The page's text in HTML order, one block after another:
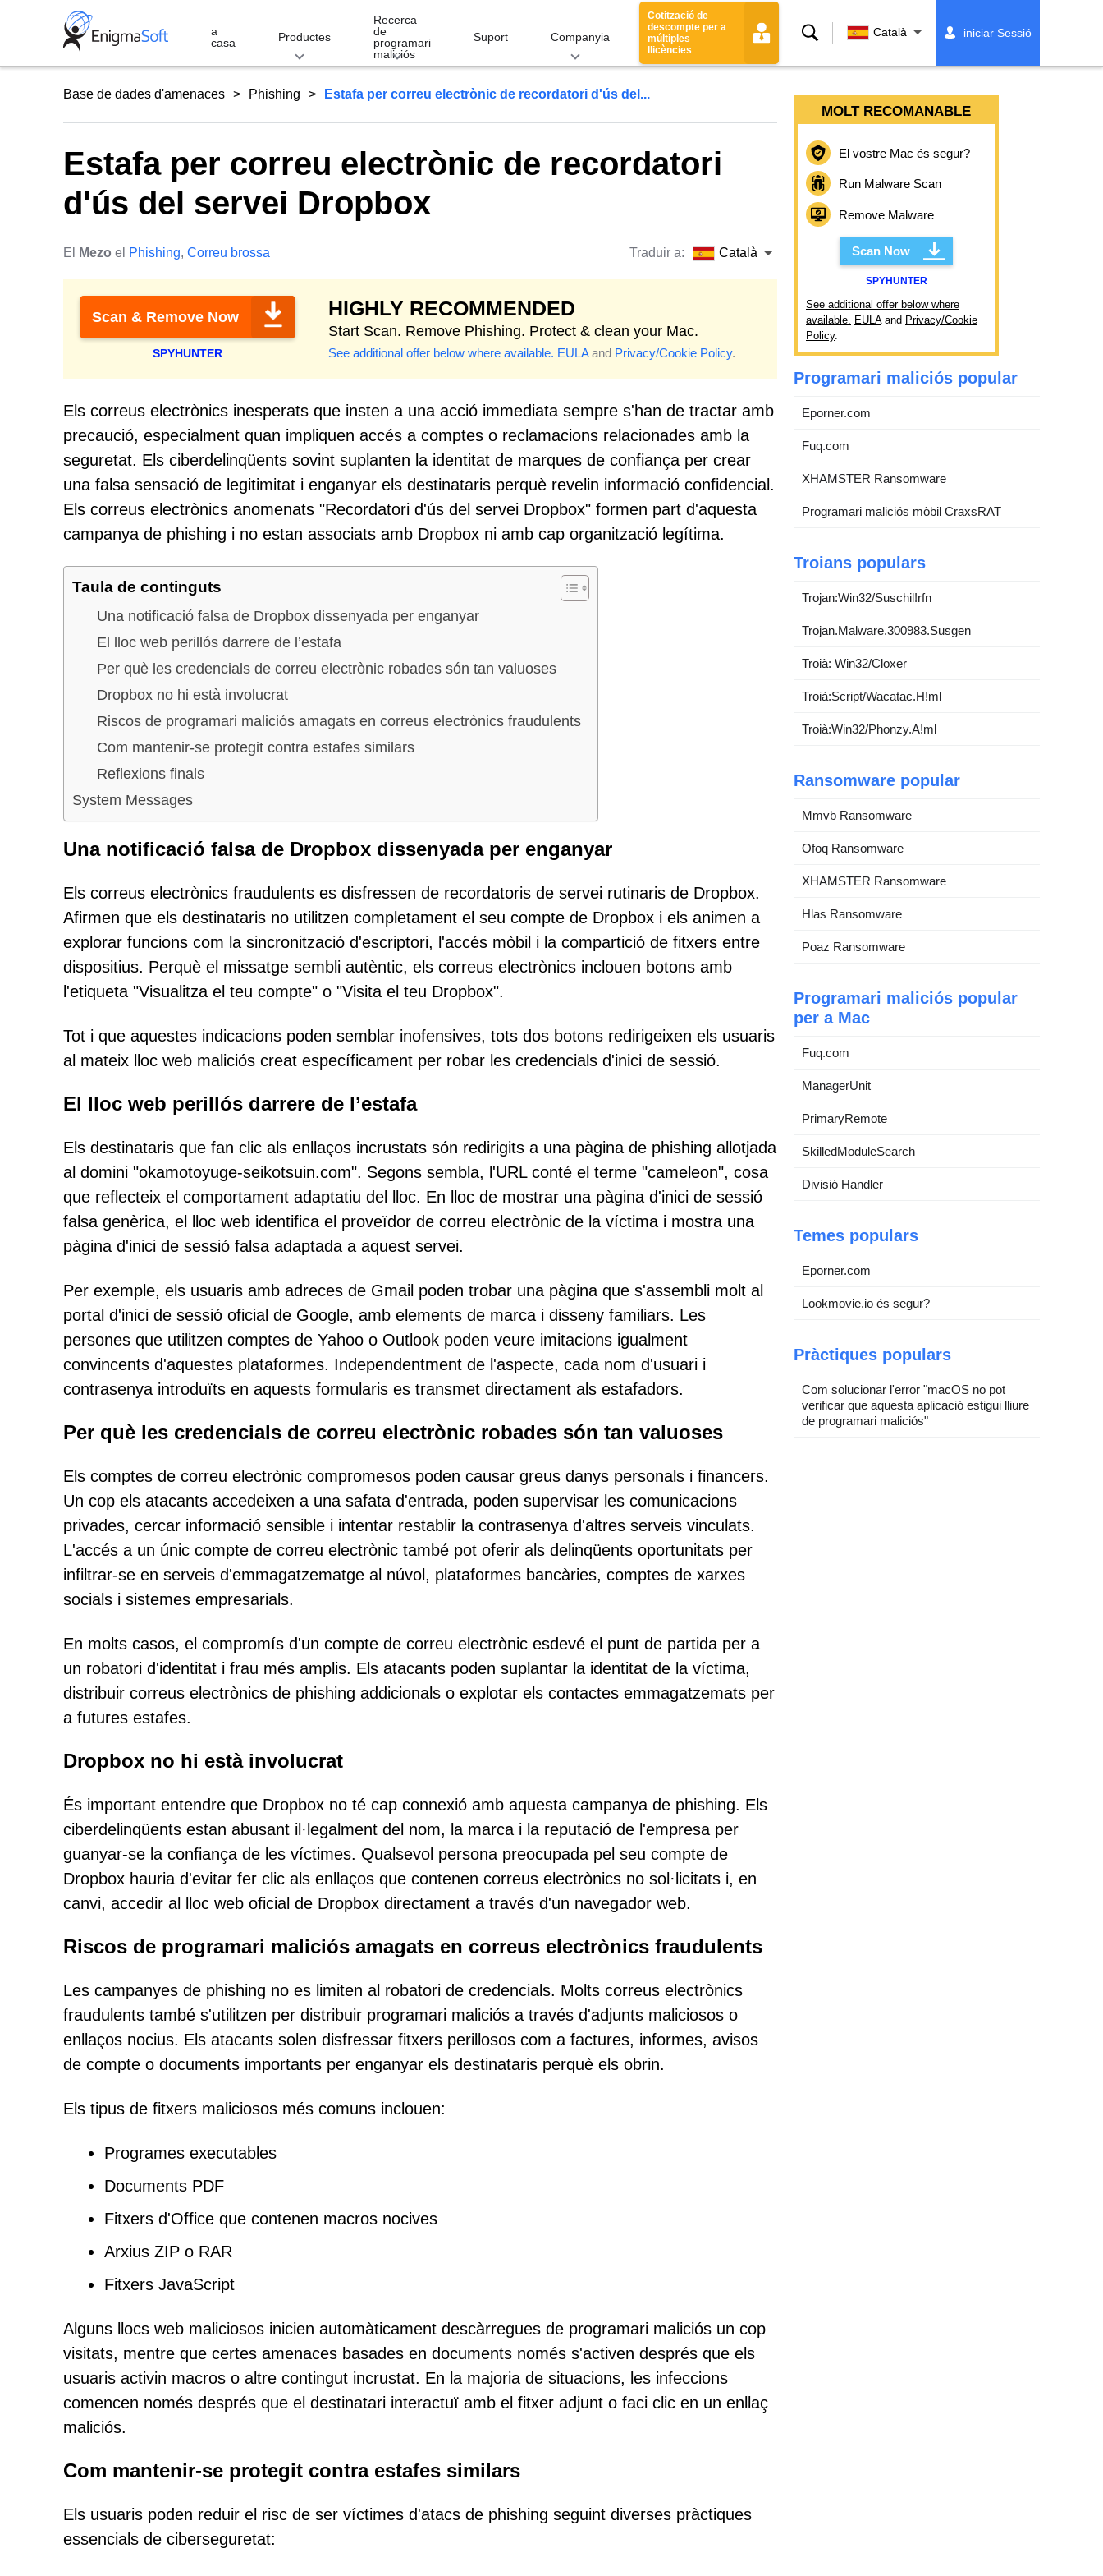
a
casa
Productes
Recerca
de
programari
maliciós
Suport Companyia
Cotització de
descompte per a
múltiples
llicències
Cerca Català iniciar Sessió
Base de dades d'amenaces Phishing Estafa per correu electrònic de recordatori d'ús del...
Estafa per correu electrònic de recordatori
d'ús del servei Dropbox
El Mezo el Phishing, Correu brossa Traduir a: Català
Scan & Remove Now
SPYHUNTER
HIGHLY RECOMMENDED
Start Scan. Remove Phishing. Protect & clean your Mac.
See additional offer below where available. EULAand Privacy/Cookie Policy.
Els correus electrònics inesperats que insten a una acció immediata sempre s'han de tractar amb
precaució, especialment quan impliquen accés a comptes o reclamacions relacionades amb la
seguretat. Els ciberdelinqüents sovint suplanten la identitat de marques de confiança per crear
una falsa sensació de legitimitat i enganyar els destinataris perquè revelin informació confidencial.
Els correus electrònics anomenats "Recordatori d'ús del servei Dropbox" formen part d'aquesta
campanya de phishing i no estan associats amb Dropbox ni amb cap organització legítima.
Taula de continguts
Una notificació falsa de Dropbox dissenyada per enganyar
El lloc web perillós darrere de l’estafa
Per què les credencials de correu electrònic robades són tan valuoses
Dropbox no hi està involucrat
Riscos de programari maliciós amagats en correus electrònics fraudulents
Com mantenir-se protegit contra estafes similars
Reflexions finals
System Messages
Una notificació falsa de Dropbox dissenyada per enganyar
Els correus electrònics fraudulents es disfressen de recordatoris de servei rutinaris de Dropbox.
Afirmen que els destinataris no utilitzen completament el seu compte de Dropbox i els animen a
explorar funcions com la sincronització d'escriptori, l'accés mòbil i la compartició de fitxers entre
dispositius. Perquè el missatge sembli autèntic, els correus electrònics inclouen botons amb
l'etiqueta "Visualitza el teu compte" o "Visita el teu Dropbox".
Tot i que aquestes indicacions poden semblar inofensives, tots dos botons redirigeixen els usuaris
al mateix lloc web maliciós creat específicament per robar les credencials d'inici de sessió.
El lloc web perillós darrere de l’estafa
Els destinataris que fan clic als enllaços incrustats són redirigits a una pàgina de phishing allotjada
al domini "okamotoyuge-seikotsuin.com". Segons sembla, l'URL conté el terme "cameleon", cosa
que reflecteix el comportament adaptatiu del lloc. En lloc de mostrar una pàgina d'inici de sessió
falsa genèrica, el lloc web identifica el proveïdor de correu electrònic de la víctima i mostra una
pàgina d'inici de sessió falsa adaptada a aquest servei.
Per exemple, els usuaris amb adreces de Gmail poden trobar una pàgina que s'assembli molt al
portal d'inici de sessió oficial de Google, amb elements de marca i disseny familiars. Les
persones que utilitzen comptes de Yahoo o Outlook poden veure imitacions igualment
convincents d'aquestes plataformes. Independentment de l'aspecte, cada nom d'usuari i
contrasenya introduïts en aquests formularis es transmet directament als estafadors.
Per què les credencials de correu electrònic robades són tan valuoses
Els comptes de correu electrònic compromesos poden causar greus danys personals i financers.
Un cop els atacants accedeixen a una safata d'entrada, poden supervisar les comunicacions
privades, cercar informació sensible i intentar restablir la contrasenya d'altres serveis vinculats.
L'accés a un únic compte de correu electrònic també pot oferir als delinqüents oportunitats per
infiltrar-se en serveis d'emmagatzematge al núvol, plataformes bancàries, comptes de xarxes
socials i sistemes empresarials.
En molts casos, el compromís d'un compte de correu electrònic esdevé el punt de partida per a
un robatori d'identitat i frau més amplis. Els atacants poden suplantar la identitat de la víctima,
distribuir correus electrònics de phishing addicionals o explotar els contactes emmagatzemats per
a futures estafes.
Dropbox no hi està involucrat
És important entendre que Dropbox no té cap connexió amb aquesta campanya de phishing. Els
ciberdelinqüents estan abusant il·legalment del nom, la marca i la reputació de l'empresa per
guanyar-se la confiança de les víctimes. Qualsevol persona preocupada pel seu compte de
Dropbox hauria d'evitar fer clic als enllaços que contenen correus electrònics no sol·licitats i, en
canvi, accedir al lloc web oficial de Dropbox directament a través d'un navegador web.
Riscos de programari maliciós amagats en correus electrònics fraudulents
Les campanyes de phishing no es limiten al robatori de credencials. Molts correus electrònics
fraudulents també s'utilitzen per distribuir programari maliciós a través d'adjunts maliciosos o
enllaços nocius. Els atacants solen disfressar fitxers perillosos com a factures, informes, avisos
de compte o documents importants per enganyar els destinataris perquè els obrin.
Els tipus de fitxers maliciosos més comuns inclouen:
Programes executables
Documents PDF
Fitxers d'Office que contenen macros nocives
Arxius ZIP o RAR
Fitxers JavaScript
Alguns llocs web maliciosos inicien automàticament descàrregues de programari maliciós un cop
visitats, mentre que certes amenaces basades en documents només s'activen després que els
usuaris activin macros o altre contingut incrustat. En la majoria de situacions, les infeccions
comencen només després que el destinatari interactuï amb el fitxer adjunt o faci clic en un enllaç
maliciós.
Com mantenir-se protegit contra estafes similars
Els usuaris poden reduir el risc de ser víctimes d'atacs de phishing seguint diverses pràctiques
essencials de ciberseguretat:
MOLT RECOMANABLE
El vostre Mac és segur?
Run Malware Scan
Remove Malware
Scan Now
SPYHUNTER
See additional offer below where
available. EULAand Privacy/Cookie
Policy.
Programari maliciós popular
Eporner.com
Fuq.com
XHAMSTER Ransomware
Programari maliciós mòbil CraxsRAT
Troians populars
Trojan:Win32/Suschil!rfn
Trojan.Malware.300983.Susgen
Troià: Win32/Cloxer
Troià:Script/Wacatac.H!ml
Troià:Win32/Phonzy.A!ml
Ransomware popular
Mmvb Ransomware
Ofoq Ransomware
XHAMSTER Ransomware
Hlas Ransomware
Poaz Ransomware
Programari maliciós popular
per a Mac
Fuq.com
ManagerUnit
PrimaryRemote
SkilledModuleSearch
Divisió Handler
Temes populars
Eporner.com
Lookmovie.io és segur?
Pràctiques populars
Com solucionar l'error "macOS no pot
verificar que aquesta aplicació estigui lliure
de programari maliciós"